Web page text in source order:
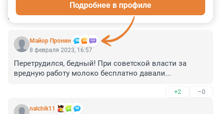
КОММЕНТАРИИ 13
Майор Пронин
Подробнее в профиле
8 февраля 2023, 16:57
Перетрудился, бедный! При советской власти за
вредную работу молоко бесплатно давали...
+2 –0
nalchik11